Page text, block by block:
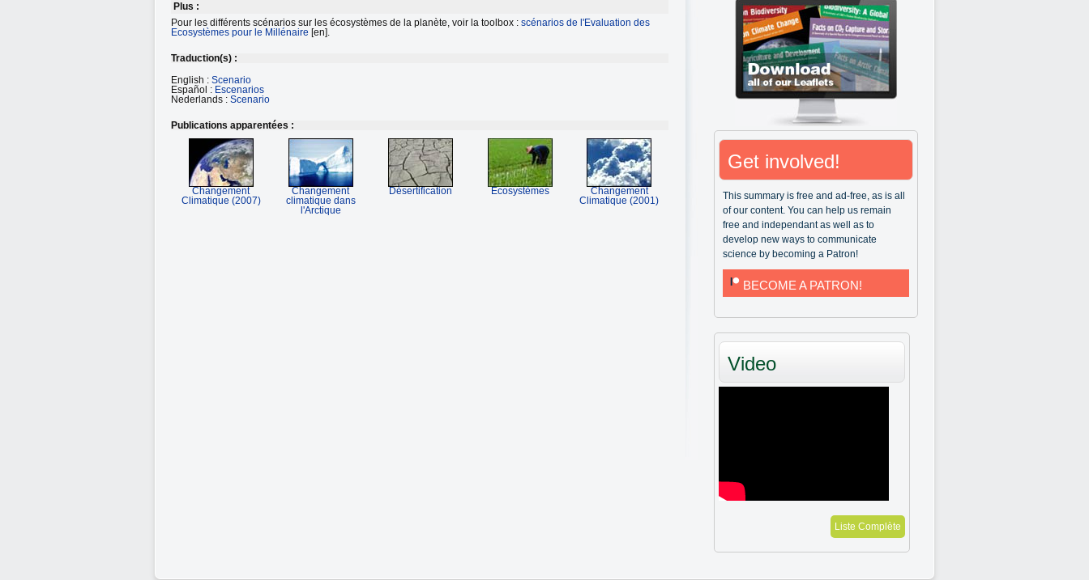
Plus :
Pour les différents scénarios sur les écosystèmes de la planète, voir la toolbox : scénarios de l'Evaluation des
Ecosystèmes pour le Millénaire [en].
Traduction(s) :
English : Scenario
Español : Escenarios
Nederlands : Scenario
Publications apparentées :
Changement
Climatique (2007)
Changement
climatique dans
l'Arctique
Désertification Ecosystèmes
Changement
Climatique (2001)
Get involved!
This summary is free and ad-free, as is all
of our content. You can help us remain
free and independant as well as to
develop new ways to communicate
science by becoming a Patron!
BECOME A PATRON!
Video
Liste Complète